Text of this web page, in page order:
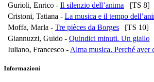
Gurioli, Enrico - Il silenzio dell’anima [TS 8]
Cristoni, Tatiana - La musica e il tempo
Moffa, Marla - Tre pièces da Borges [TS 10]
Giannuzzi, Guido - Quindici minuti. Un giallo
Iuliano, Francesco - Alma musica. Perché aver
Informazioni